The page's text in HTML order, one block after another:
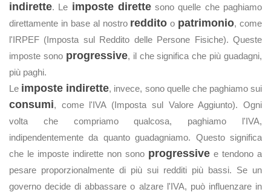
indirette. Le imposte direttesono quelle che paghiamo
direttamente in base al nostro reddito o patrimonio, come
l'IRPEF (Imposta sul Reddito delle Persone Fisiche). Queste
imposte sono progressive, il che significa che più guadagni,
più paghi.
Le imposte indirette, invece, sono quelle che paghiamo sui
consumi, come l'IVA (Imposta sul Valore Aggiunto). Ogni
volta che compriamo qualcosa, paghiamo l'IVA,
indipendentemente da quanto guadagniamo. Questo significa
che le imposte indirette non sono progressive e tendono a
pesare proporzionalmente di più sui redditi più bassi. Se un
governo decide di abbassare o alzare l'IVA, può influenzare in